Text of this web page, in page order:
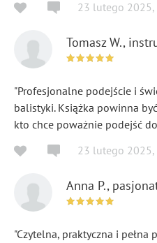
23 lutego 2025,
Tomasz W.,
"Profesjonalne podejście i
balistyki. Książka powinna
kto chce poważnie podejść
23 lutego 2025,
Anna P.,
"Czytelna, praktyczna i pełna